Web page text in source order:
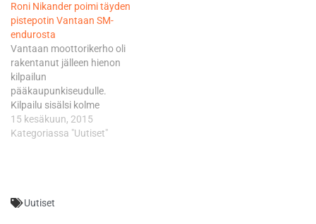
ensimmäisen maastokokeen
kolmanteen kurvaan, joten
siitä oli hieno alkaa kilpailu.
Nikander kuitenkin kellotti
kokeelle luokkapohjat ja
koko porukan toiseksi
nopeimman ajan. Nikanderin
ajo sujui hienosti…
Roni Nikander poimi täyden
pistepotin Vantaan SM-
endurosta
Vantaan moottorikerho oli
rakentanut jälleen hienon
kilpailun
pääkaupunkiseudulle.
Kilpailu sisälsi kolme
maastokoetta ja väliin oli
saatu myös hyvät ja
kanssa. Tarkkala johti
15 kesäkuun, 2015
Kategoriassa "Uutiset"
Uutiset